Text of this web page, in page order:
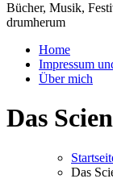
Bücher, Musik,
drumherum
Home
Impressum
Über mich
Das
Das